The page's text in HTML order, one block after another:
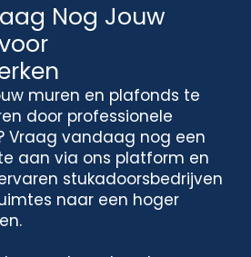
Nog Jouw
muren en plafonds te
door professionele
Vraag vandaag nog een
aan via ons platform en
stukadoorsbedrijven
naar een hoger